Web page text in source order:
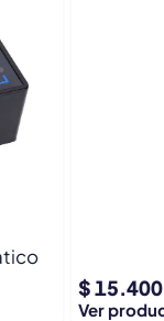
$ 15.400
Ver